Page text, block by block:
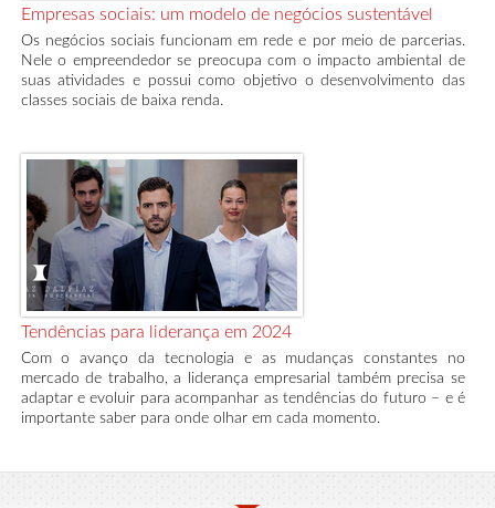
Empresas sociais: um modelo de negócios sustentável
Os negócios sociais funcionam em rede e por meio de parcerias.
Nele o empreendedor se preocupa com o impacto ambiental de
suas atividades e possui como objetivo o desenvolvimento das
classes sociais de baixa renda.
Tendências para liderança em 2024
Com o avanço da tecnologia e as mudanças constantes no
mercado de trabalho, a liderança empresarial também precisa se
adaptar e evoluir para acompanhar as tendências do futuro – e é
importante saber para onde olhar em cada momento.